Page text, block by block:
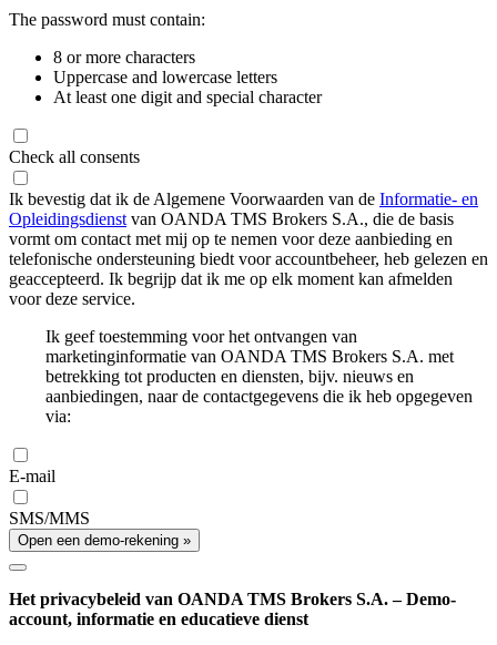
The password must contain:
8 or more characters
Uppercase and lowercase letters
At least one digit and special character
Check all consents
Ik bevestig dat ik de Algemene Voorwaarden van de Informatie- en
Opleidingsdienst van OANDA TMS Brokers S.A., die de basis
vormt om contact met mij op te nemen voor deze aanbieding en
telefonische ondersteuning biedt voor accountbeheer, heb gelezen en
geaccepteerd. Ik begrijp dat ik me op elk moment kan afmelden
voor deze service.
Ik geef toestemming voor het ontvangen van
marketinginformatie van OANDA TMS Brokers S.A. met
betrekking tot producten en diensten, bijv. nieuws en
aanbiedingen, naar de contactgegevens die ik heb opgegeven
via:
E-mail
SMS/MMS
Open een demo-rekening »
Het privacybeleid van OANDA TMS Brokers S.A. – Demo-
account, informatie en educatieve dienst